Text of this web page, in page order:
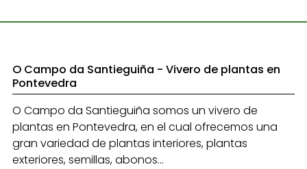
O Campo da Santieguiña - Vivero de plantas en
Pontevedra
O Campo da Santieguiña somos un vivero de
plantas en Pontevedra, en el cual ofrecemos una
gran variedad de plantas interiores, plantas
exteriores, semillas, abonos...